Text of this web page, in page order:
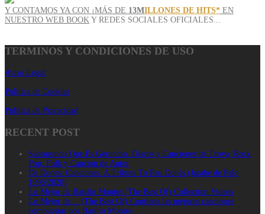
Y CONTAMOS YA CON ¡MÁS DE 13MILLONES DE HITS* EN
NUESTRO WEB BOOK Y REDES SOCIALES OFICIALES...
TERMINOS Y CONDICIONES DE USO
Aviso Legal
Politica de Cookies
Politica de Privacidad
RECENT POST
Sabineando Que Es Gerundio. Discos y Canciones de Trova, Rock
Pop, Folk y Canción de Autor
De Dones: Canciones. A Tribute To Pau Donés (Jarabe de Palo
1996/2020)
Lo Mejor de Basilio Montes (The Best Of) Collection Videos
Lo Mejor de… (The Best Of) Contiene las mejores canciones
compuestas por Basilio Montes.